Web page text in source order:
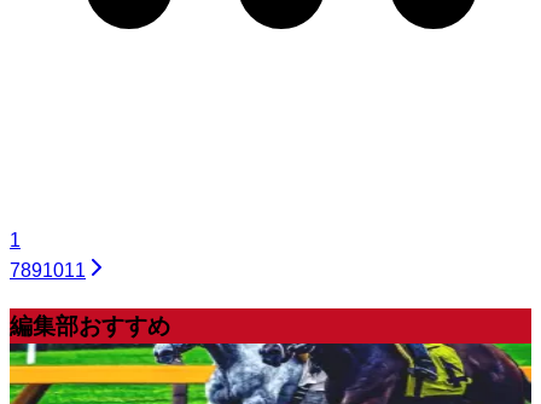
1
7891011
編集部おすすめ